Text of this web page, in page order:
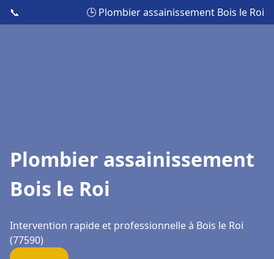
📞 🕒 Plombier assainissement Bois le Roi
Plombier assainissement
Bois le Roi
Intervention rapide et professionnelle à Bois le Roi
(77590)